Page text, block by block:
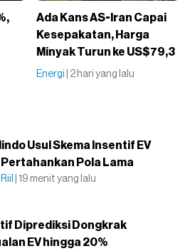
Ada Kans AS-Iran Capai
Kesepakatan, Harga
Minyak Turun ke US$79,3
Energi | 2 hari yang lalu
Usul Skema Insentif EV
Pola Lama
| 19 menit yang lalu
Diprediksi Dongkrak
EV hingga 20%